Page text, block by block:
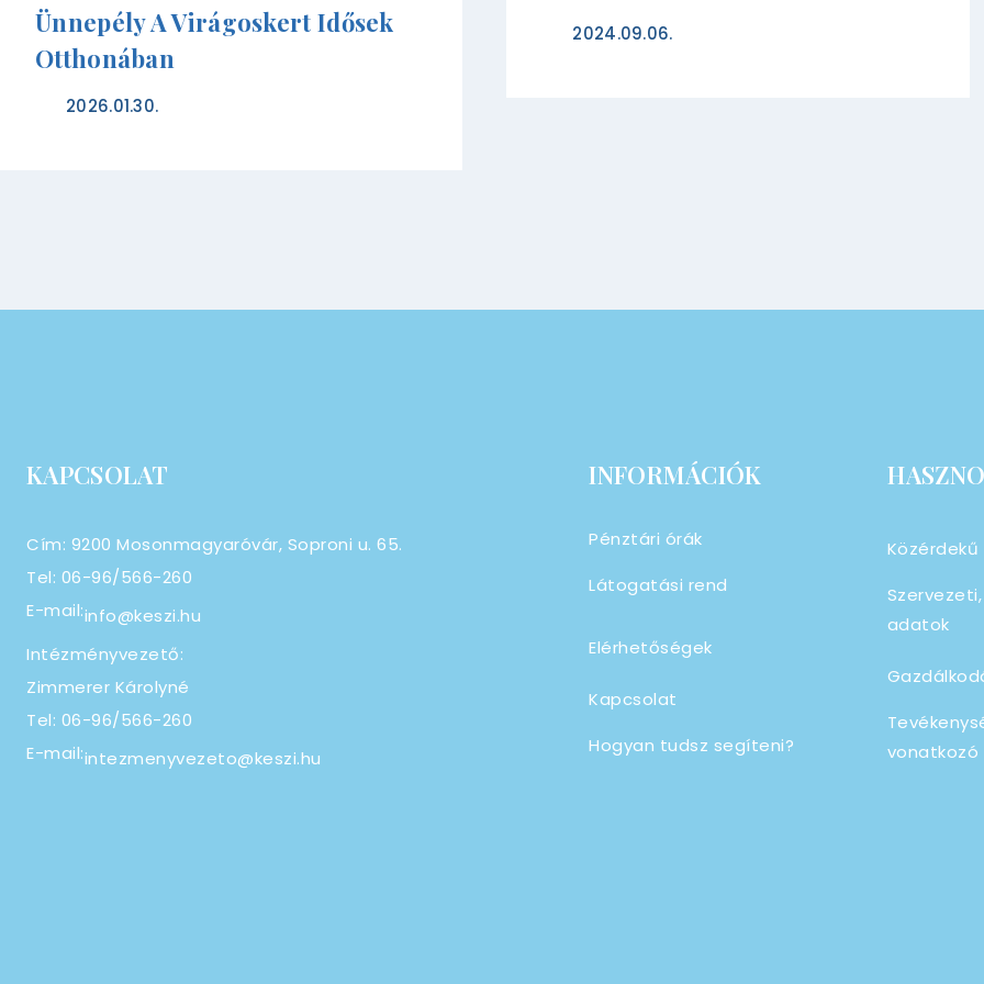
Ünnepély A Virágoskert Idősek
Otthonában
2026.01.30.
2024.09.06.
KAPCSOLAT
Cím: 9200 Mosonmagyaróvár, Soproni u. 65.
Tel: 06-96/566-260
E-mail:info@keszi.hu
Intézményvezető:
Zimmerer Károlyné
Tel: 06-96/566-260
E-mail:intezmenyvezeto@keszi.hu
INFORMÁCIÓK
Pénztári órák
Látogatási rend
Elérhetőségek
Kapcsolat
Hogyan tudsz segíteni?
adatok